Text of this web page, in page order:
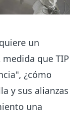
un
que TIP
¿cómo
y sus alianzas
una